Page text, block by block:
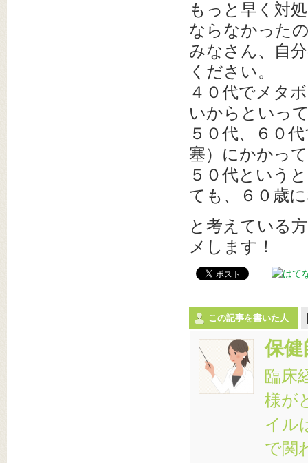
もっと早く対
ならなかった
みなさん、自
ください。
４０代でメタ
いからといっ
５０代、６０
塞）にかかっ
５０代という
ても、６０歳
と考えている
メします！
この記事を書いた人
保健
臨床
様が
イル
で関